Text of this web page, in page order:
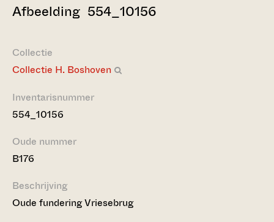
Afbeelding 554_10156
Collectie
Collectie H. Boshoven
Inventarisnummer
554_10156
Oude nummer
B176
Beschrijving
Oude fundering Vriesebrug